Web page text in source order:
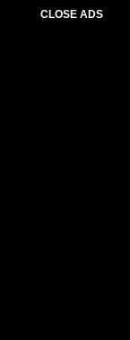
CLOSE ADS